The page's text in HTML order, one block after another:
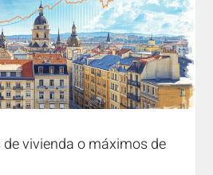
vivienda o máximos de